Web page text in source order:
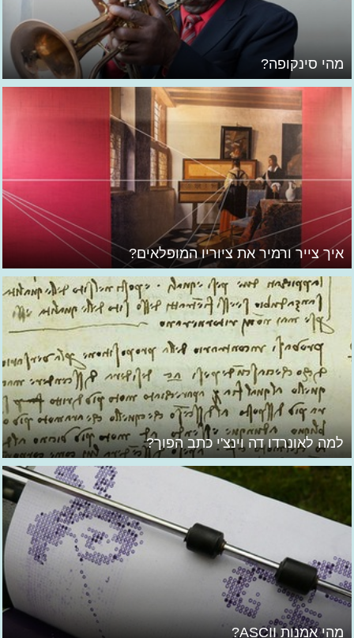
מהי סינקופה?
איך צייר ורמיר את ציוריו המופלאים?
למה לאונרדו דה וינצ'י כתב הפוך?
מהי אמנות ASCII?